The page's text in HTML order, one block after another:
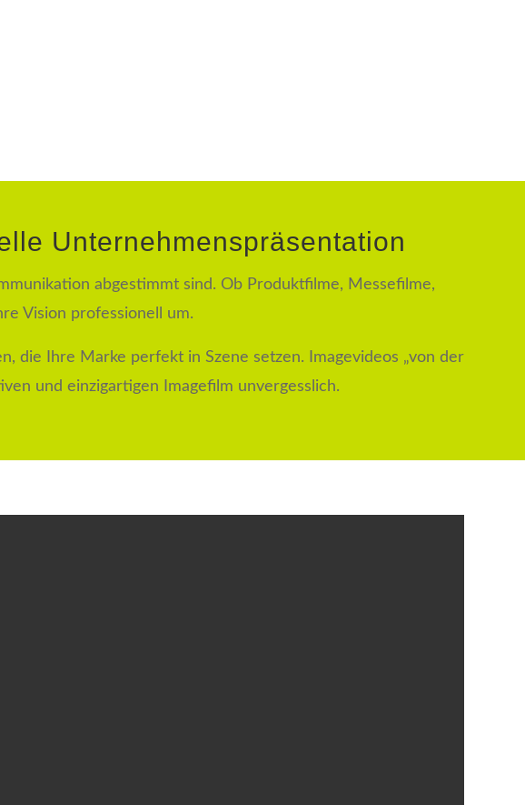
Unternehmens­präsentation
abgestimmt sind. Ob Produktfilme, Messefilme,
Vision professionell um.
die Ihre Marke perfekt in Szene setzen. Imagevideos „von der
und einzigartigen Imagefilm unvergesslich.